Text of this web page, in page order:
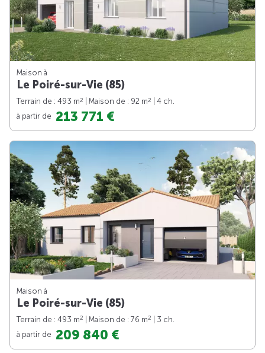
Maison à
Le Poiré-sur-Vie (85)
Terrain de : 493 m2 | Maison de : 92 m2
| 4 ch.
à partir de 213 771 €
Maison à
Le Poiré-sur-Vie (85)
Terrain de : 493 m2 | Maison de : 76 m2
| 3 ch.
à partir de 209 840 €